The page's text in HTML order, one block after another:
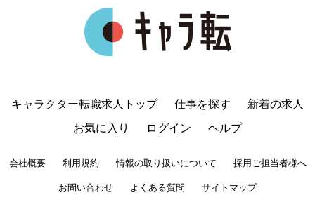
キャラクター転職求人トップ 仕事を探す
新着の求人
お気に入り
ログイン ヘルプ
会社概要 利用規約 情報の取り扱いについて
採用ご担当者様へ
お問い合わせ
よくある質問 サイトマップ